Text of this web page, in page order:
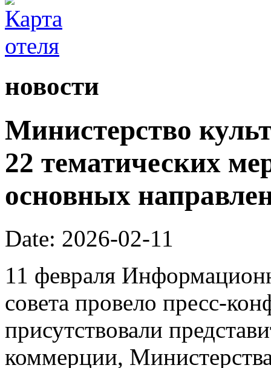
новости
Министерство
22 тематических
основных
Date: 2026-02-11
11 февраля
совета провело пресс-
присутствовали
коммерции,